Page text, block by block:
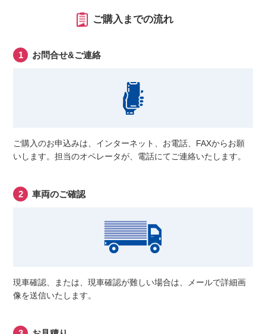
ご購入までの流れ
お問合せ&ご連絡
ご購入のお申込みは、インターネット、お電話、FAXからお願
いします。担当のオペレータが、電話にてご連絡いたします。
車両のご確認
現車確認、または、現車確認が難しい場合は、メールで詳細画
像を送信いたします。